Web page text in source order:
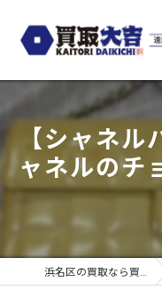
【シャネ
ャネルのチ
浜名区の買取なら買取大吉 遠鉄ストア浜北店